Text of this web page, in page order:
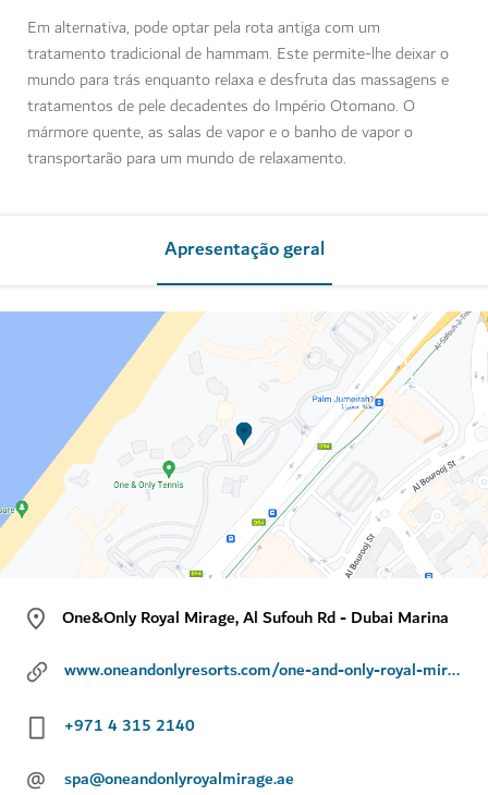
Em alternativa, pode optar pela rota antiga com um
tratamento tradicional de hammam. Este permite-lhe deixar o
mundo para trás enquanto relaxa e desfruta das massagens e
tratamentos de pele decadentes do Império Otomano. O
mármore quente, as salas de vapor e o banho de vapor o
transportarão para um mundo de relaxamento.
Apresentação geral
One&Only Royal Mirage, Al Sufouh Rd - Dubai Marina
www.oneandonlyresorts.com/one-and-only-royal-mirage-dubai/spa-and-fitness
+971 4 315 2140
@ spa@oneandonlyroyalmirage.ae